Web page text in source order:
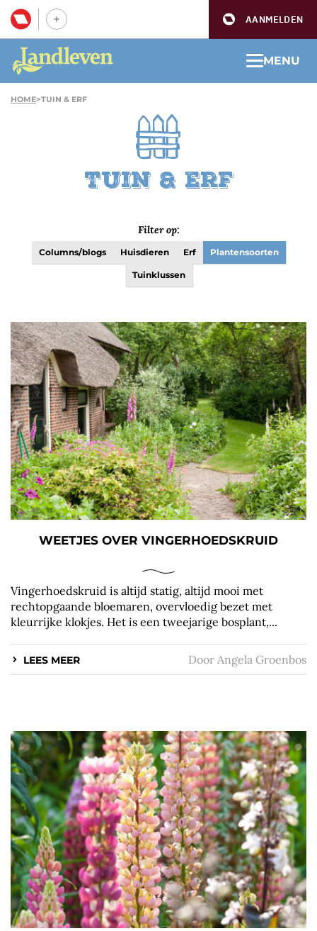
AANMELDEN
MENU
HOME>TUIN & ERF
Tuin & Erf
Filter op:
Columns/blogs Huisdieren Erf Plantensoorten
Tuinklussen
WEETJES OVER VINGERHOEDSKRUID
Vingerhoedskruid is altijd statig, altijd mooi met
rechtopgaande bloemaren, overvloedig bezet met
kleurrijke klokjes. Het is een tweejarige bosplant,...
LEES MEER Door Angela Groenbos